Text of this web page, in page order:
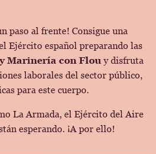
paso al frente! Consigue una
Ejército español preparando las
Marinería con Flouy disfruta
laborales del sector público,
para este cuerpo.
La Armada, el Ejército del Aire
esperando. ¡A por ello!